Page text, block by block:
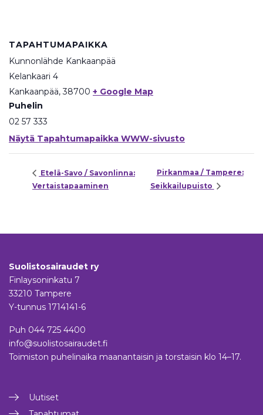
TAPAHTUMAPAIKKA
Kunnonlähde Kankaanpää
Kelankaari 4
Kankaanpää, 38700 + Google Map
Puhelin
02 57 333
Näytä Tapahtumapaikka WWW-sivusto
Etelä-Savo / Savonlinna:
Vertaistapaaminen
Pirkanmaa / Tampere:
Seikkailupuisto
Suolistosairaudet ry
Finlaysoninkatu 7
33210 Tampere
Y-tunnus 1714141-6
Puh 044 725 4400
info@suolistosairaudet.fi
Toimiston puhelinaika maanantaisin ja torstaisin klo 14–17.
Uutiset